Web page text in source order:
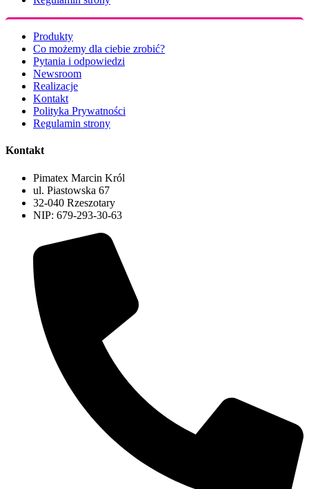
Produkty
Co możemy dla ciebie zrobić?
Pytania i odpowiedzi
Newsroom
Realizacje
Kontakt
Polityka Prywatności
Regulamin strony
Kontakt
Pimatex Marcin Król
ul. Piastowska 67
32-040 Rzeszotary
NIP: 679-293-30-63